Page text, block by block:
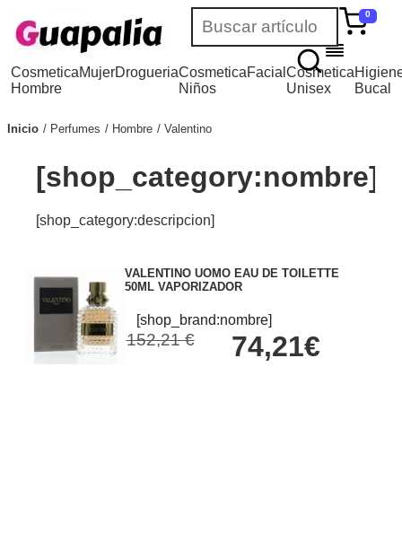
0
Cosmetica
Hombre
MujerDrogueriaCosmetica
Niños
FacialCosmetica
Unisex
Bucal
Inicio Perfumes Hombre Valentino
[shop_category:nombre]
[shop_category:descripcion]
VALENTINO UOMO EAU DE TOILETTE
50ML VAPORIZADOR
[shop_brand:nombre]
152,21 € 74,21€